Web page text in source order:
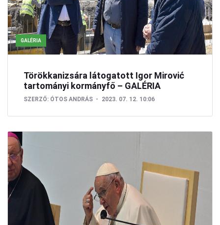
GALÉRIA
Törökkanizsára látogatott Igor Mirović
tartományi kormányfő – GALÉRIA
SZERZŐ: ÓTOS ANDRÁS 2023. 07. 12. 10:06